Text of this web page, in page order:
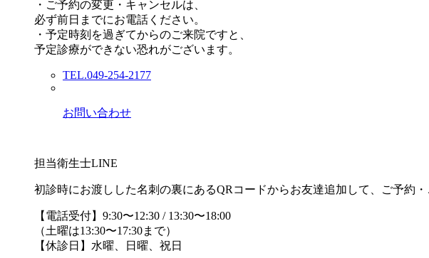
・ご予約の変更・キャンセルは、
必ず前日までにお電話ください。
・予定時刻を過ぎてからのご来院ですと、
予定診療ができない恐れがございます。
TEL.049-254-2177
お問い合わせ
担当衛生士LINE
初診時にお渡しした名刺の裏にあるQRコードからお友達追加して、ご予約・
【電話受付】9:30〜12:30 / 13:30〜18:00
（土曜は13:30〜17:30まで）
【休診日】水曜、日曜、祝日